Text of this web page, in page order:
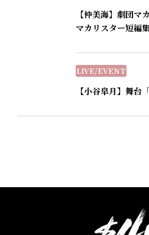
【仲美海】劇団マ
マカリスター短編
LIVE/EVENT
【小谷皐月】舞台